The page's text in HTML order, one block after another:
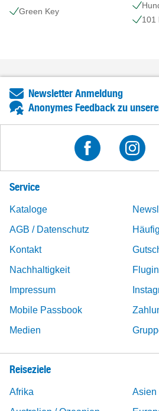
Green Key
101
Newsletter Anmeldung
Anonymes Feedback zu
Service
Kataloge
AGB / Datenschutz
Kontakt
Nachhaltigkeit
Impressum
Mobile Passbook
Medien
Reiseziele
Afrika
Asien